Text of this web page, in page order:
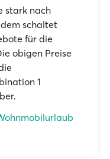
stark nach
schaltet
für die
obigen Preise
1